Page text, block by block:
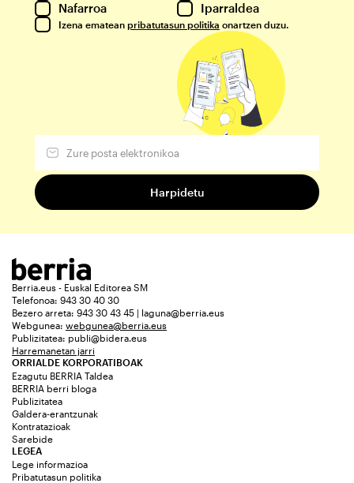
Nafarroa
Iparraldea
Izena ematean pribatutasun politika onartzen duzu.
Berria.eus - Euskal Editorea SM
Telefonoa: 943 30 40 30
Bezero arreta: 943 30 43 45 | laguna@berria.eus
Webgunea: webgunea@berria.eus
Publizitatea: publi@bidera.eus
Harremanetan jarri
ORRIALDE KORPORATIBOAK
Ezagutu BERRIA Taldea
BERRIA berri bloga
Publizitatea
Galdera-erantzunak
Kontratazioak
Sarebide
LEGEA
Lege informazioa
Pribatutasun politika